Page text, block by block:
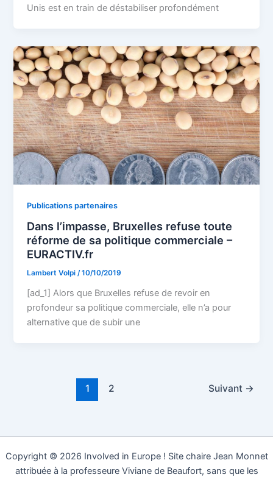
Unis est en train de déstabiliser profondément
Publications partenaires
Dans l’impasse, Bruxelles refuse toute
réforme de sa politique commerciale –
EURACTIV.fr
Lambert Volpi/10/10/2019
[ad_1] Alors que Bruxelles refuse de revoir en
profondeur sa politique commerciale, elle n’a pour
alternative que de subir une
1 2 Suivant →
Copyright © 2026 Involved in Europe ! Site chaire Jean Monnet
attribuée à la professeure Viviane de Beaufort, sans que les